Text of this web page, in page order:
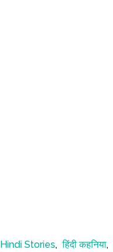
Hindi Stories, हिंदी कहनिया,